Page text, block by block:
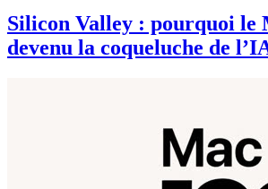
Silicon Valley : pourquoi le
devenu la coqueluche de